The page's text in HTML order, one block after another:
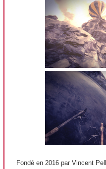
Fondé en 2016 par Vincent